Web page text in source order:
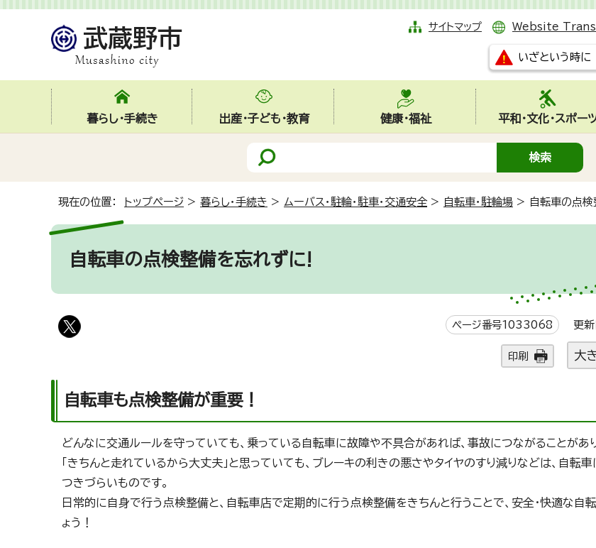
サイトマップ Website
いざという時に
暮らし・手続き 出産・子ども・教育 健康・福祉 平和・文化・スポー
現在の位置： トップページ > 暮らし・手続き > ムーバス・駐輪・駐車・交通安全 > 自転車・駐輪場 > 自転車の点
自転車の点検整備を忘れずに!
ページ番号1033068 更新
印刷 大
自転車も点検整備が重要！
どんなに交通ルールを守っていても、乗っている自転車に故障や不具合があれば、事故につながることがあり
「きちんと走れているから大丈夫」と思っていても、ブレーキの利きの悪さやタイヤのすり減りなどは、自転
つきづらいものです。
日常的に自身で行う点検整備と、自転車店で定期的に行う点検整備をきちんと行うことで、安全・快適な自
ょう！